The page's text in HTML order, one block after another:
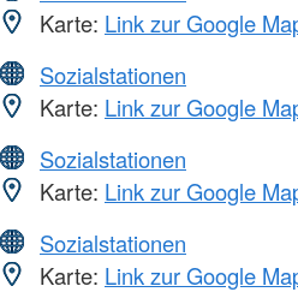
Karte: Link zur Google
Sozialstationen
Karte: Link zur Google
Sozialstationen
Karte: Link zur Google
Sozialstationen
Karte: Link zur Google